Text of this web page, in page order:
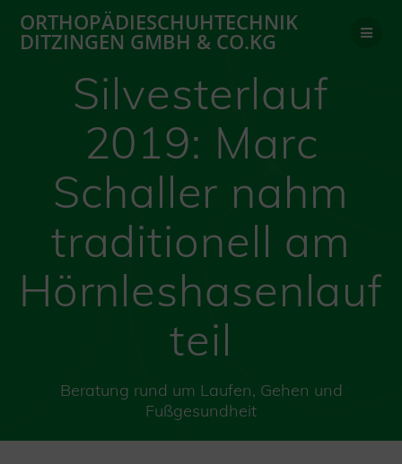
Inhalt
springen
ORTHOPÄDIESCHUHTECHNIK
DITZINGEN GMBH & CO.KG
Silvesterlauf
2019: Marc
Schaller nahm
traditionell am
Hörnleshasenlauf
teil
Beratung rund um Laufen, Gehen und
Fußgesundheit